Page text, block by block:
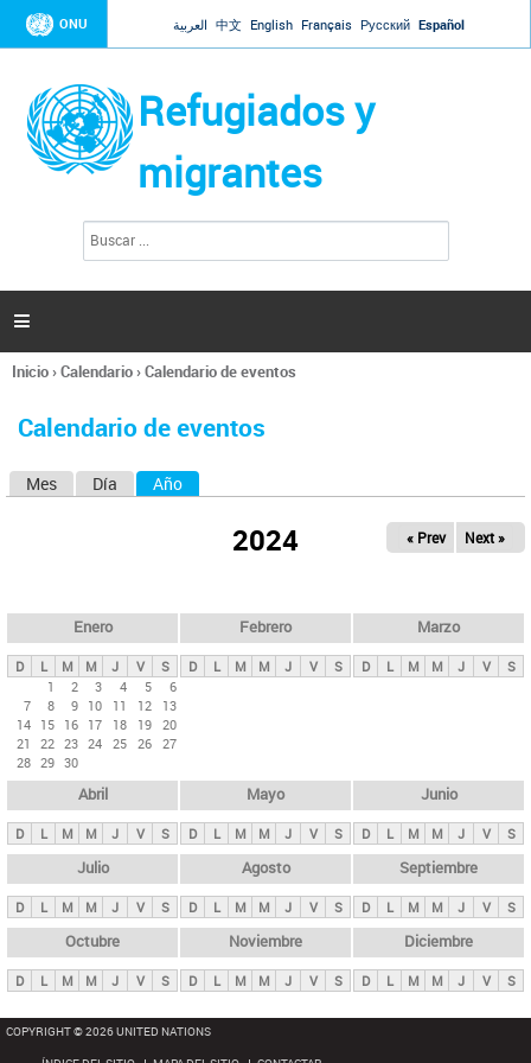
Jump to navigation
ONU العربية 中文 English Français Русский Español
Refugiados y
migrantes
l
d
s

Se
usted
Inicio›Calendario›Calendario de eventos
Calendario de eventos
s
p
n
i
p
a
l
s
Mes Día Año
2024 « Prev Next »
Enero
D L M M J V
S
1
2 3 4 5
6
7
8 9 10 11 12
13
14 15 16 17 18 19 20
21
22 23 24 25 26 27
28 29 30
Febrero
D L M M J V S
Marzo
D L M M J V S
Abril
D L M M J V S
Mayo
D L M M J V S
Junio
D L M M J V S
Julio
D L M M J V S
Agosto
D L M M J V S
Septiembre
D L M M J V S
Octubre
D L M M J V S
Noviembre
D L M M J V S
Diciembre
D L M M J V S
COPYRIGHT © 2026 UNITED NATIONS